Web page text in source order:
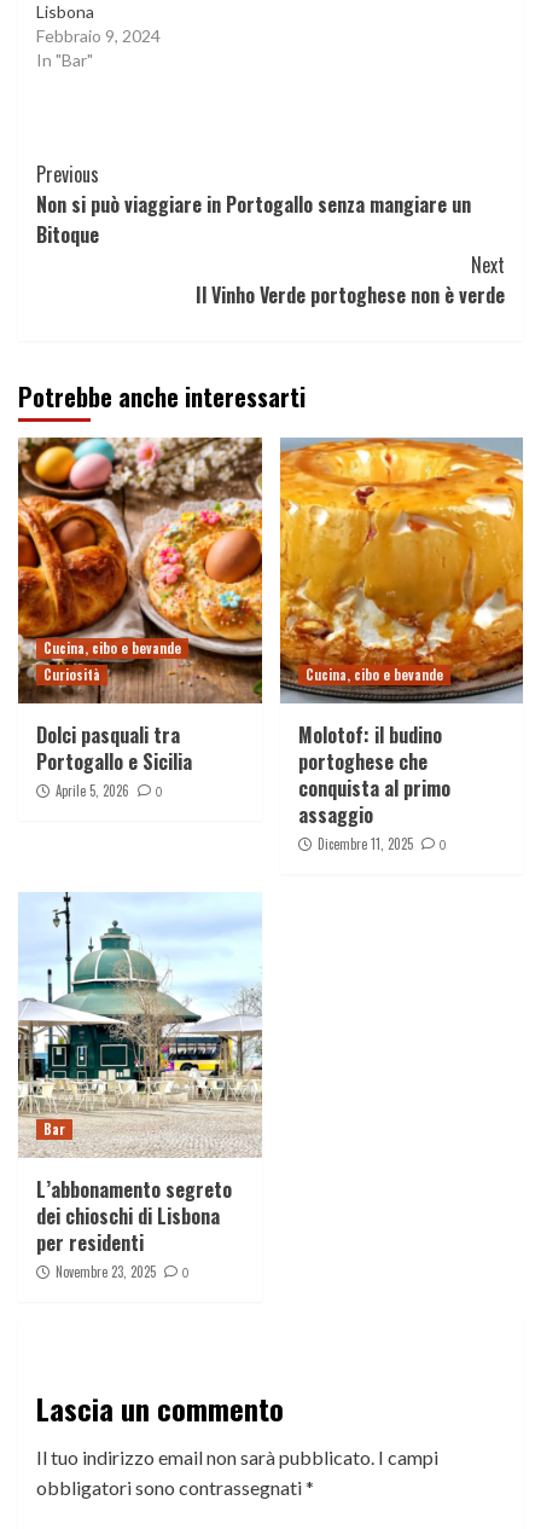
Lisbona
Febbraio 9, 2024
In "Bar"
Continue
Reading
Previous
Non si può viaggiare in Portogallo senza mangiare un
Bitoque
Next
Il Vinho Verde portoghese non è verde
Potrebbe anche interessarti
Cucina, cibo e bevande
Curiosità
Dolci pasquali tra
Portogallo e Sicilia
Aprile 5, 2026 0
Cucina, cibo e bevande
Molotof: il budino
portoghese che
conquista al primo
assaggio
Dicembre 11, 2025 0
Bar
L’abbonamento segreto
dei chioschi di Lisbona
per residenti
Novembre 23, 2025 0
Lascia un commento
Il tuo indirizzo email non sarà pubblicato. I campi
obbligatori sono contrassegnati*